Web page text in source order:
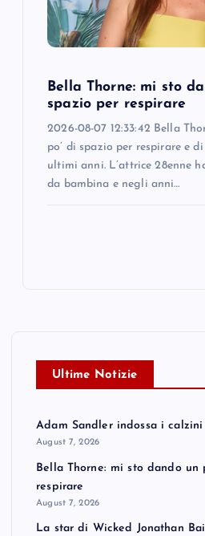
Bella Thorne: mi sto
spazio per respirare
2026-08-07 12:33:42 Bella
po’ di spazio per respirare e
ultimi anni. L’attrice 28enne
da bambina e negli anni…
Ultime Notizie
Adam Sandler indossa i
August 7, 2026
Bella Thorne: mi sto dando
respirare
August 7, 2026
La star di Wicked Jonathan